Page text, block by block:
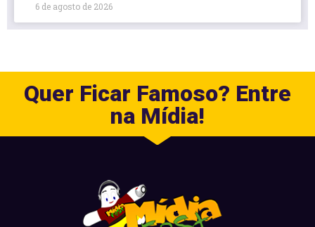
6 de agosto de 2026
Quer Ficar Famoso? Entre
na Mídia!